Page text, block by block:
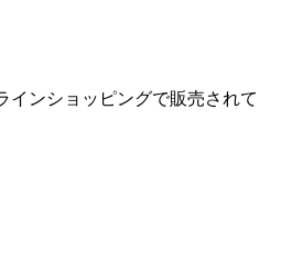
インショッピングで販売されて